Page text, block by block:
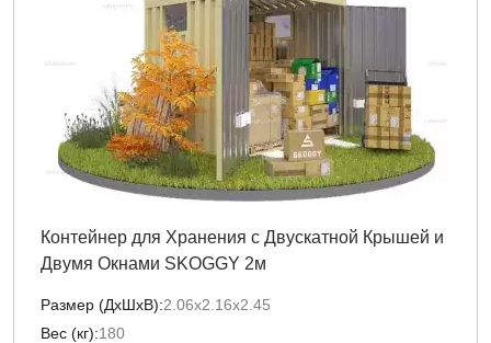
Контейнер для Хранения с Двускатной Крышей и
Двумя Окнами SKOGGY 2м
Размер (ДxШxВ):2.06х2.16х2.45
Вес (кг):180